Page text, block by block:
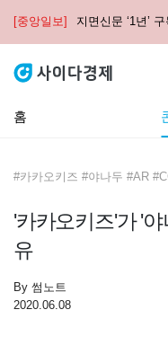
[중앙일보] 지면신문 ‘1년’
홈
#카카오키즈 #야나두 #AR
'카카오키즈'가 '
유
By 썸노트
2020.06.08